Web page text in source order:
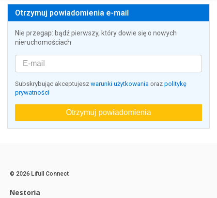
Otrzymuj powiadomienia e-mail
Nie przegap: bądź pierwszy, który dowie się o nowych
nieruchomościach
Subskrybując akceptujesz warunki użytkowania oraz politykę
prywatności
Otrzymuj powiadomienia
© 2026 Lifull Connect
Nestoria